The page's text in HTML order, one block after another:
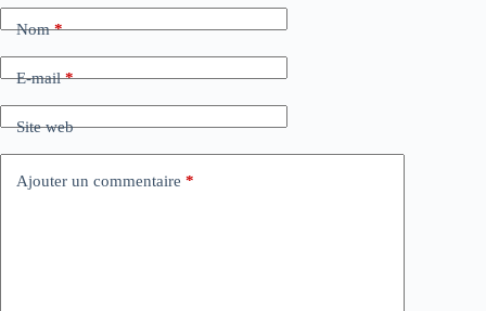
Nom*
E-mail*
Site web
Ajouter un commentaire *